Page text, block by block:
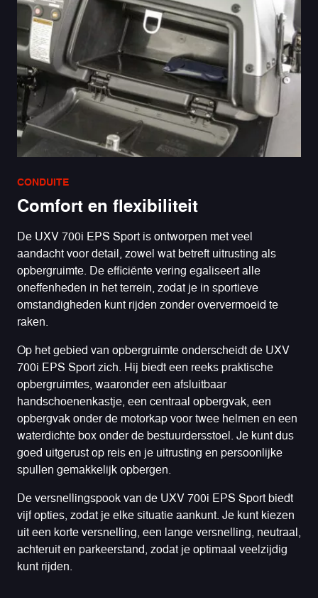
CONDUITE
Comfort en flexibiliteit
De UXV 700i EPS Sport is ontworpen met veel
aandacht voor detail, zowel wat betreft uitrusting als
opbergruimte. De efficiënte vering egaliseert alle
oneffenheden in het terrein, zodat je in sportieve
omstandigheden kunt rijden zonder oververmoeid te
raken.
Op het gebied van opbergruimte onderscheidt de UXV
700i EPS Sport zich. Hij biedt een reeks praktische
opbergruimtes, waaronder een afsluitbaar
handschoenenkastje, een centraal opbergvak, een
opbergvak onder de motorkap voor twee helmen en een
waterdichte box onder de bestuurdersstoel. Je kunt dus
goed uitgerust op reis en je uitrusting en persoonlijke
spullen gemakkelijk opbergen.
De versnellingspook van de UXV 700i EPS Sport biedt
vijf opties, zodat je elke situatie aankunt. Je kunt kiezen
uit een korte versnelling, een lange versnelling, neutraal,
achteruit en parkeerstand, zodat je optimaal veelzijdig
kunt rijden.